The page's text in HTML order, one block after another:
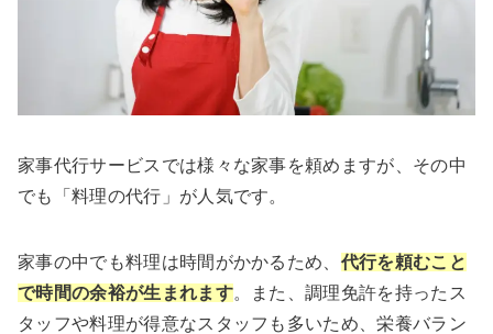
家事代行サービスでは様々な家事を頼めますが、その中
でも「料理の代行」が人気です。
家事の中でも料理は時間がかかるため、 代行を頼むこと
で時間の余裕が生まれます。また、調理免許を持ったス
タッフや料理が得意なスタッフも多いため、栄養バラン